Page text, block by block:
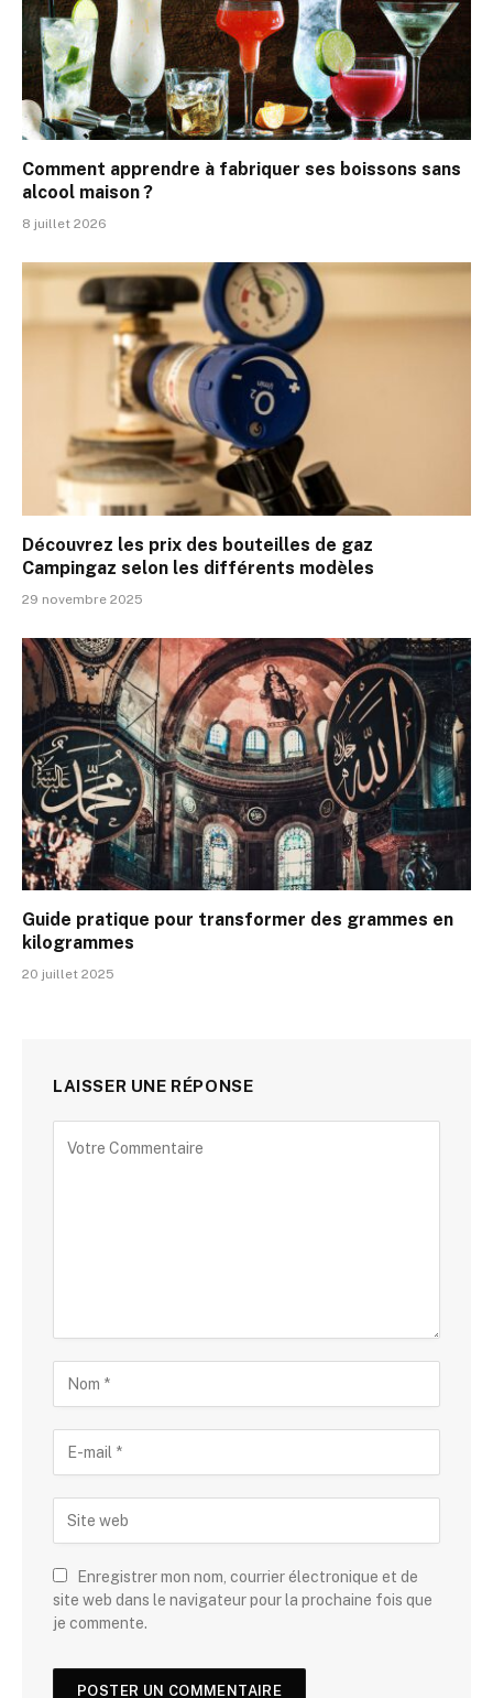
Comment apprendre à fabriquer ses boissons sans
alcool maison ?
8 juillet 2026
Découvrez les prix des bouteilles de gaz
Campingaz selon les différents modèles
29 novembre 2025
Guide pratique pour transformer des grammes en
kilogrammes
20 juillet 2025
LAISSER UNE RÉPONSE
Enregistrer mon nom, courrier électronique et de
site web dans le navigateur pour la prochaine fois que
je commente.